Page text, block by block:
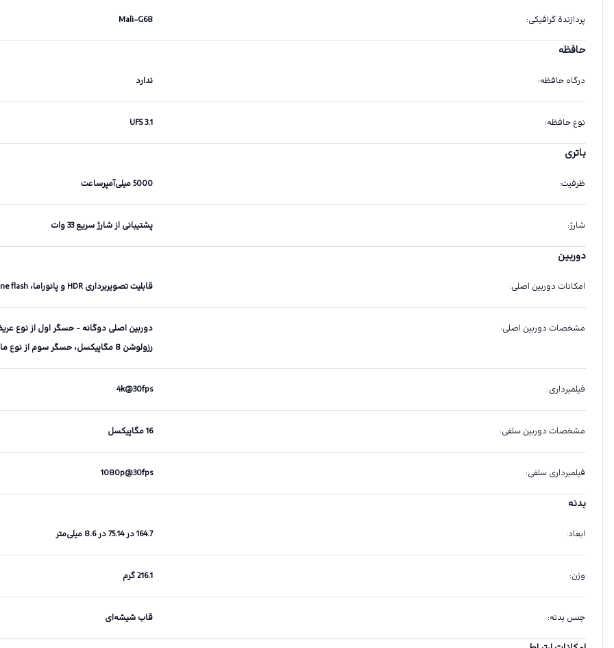
پردازندهٔ گرافیکی:
Mali-G68
حافظه
درگاه حافظه: ندارد
نوع حافظه:
UFS 3.1
باتری
ظرفیت: 5000 میلی‌آمپرساعت
شارژ: پشتیبانی از شارژ سریع 33 وات
دوربین
امکانات دوربین اصلی: قابلیت تصویربرداری HDR و پانوراما، Dual-tone flash
مشخصات دوربین اصلی:
رزولوشن 8 مگاپیکسل، حسگر سوم از نوع ماکرو (Macro) با رزولوشن 2 مگاپیکسل
فیلمبرداری:
4k@30fps
مشخصات دوربین سلفی: 16 مگاپیکسل
فیلمبرداری سلفی:
1080p@30fps
بدنه
ابعاد: 164.7 در 75.14 در 8.6 میلی‌متر
وزن: 216.1 گرم
جنس بدنه: قاب شیشه‌ای